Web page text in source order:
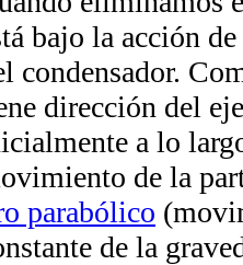
bajo la acción
condensador.
dirección del
a lo
de la
parabólico
de la